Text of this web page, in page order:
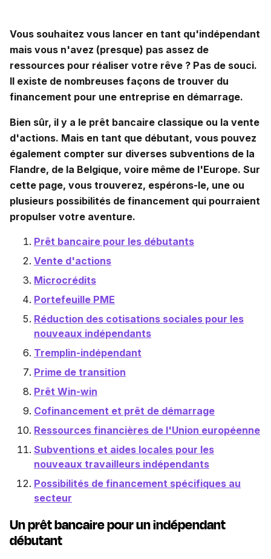
Vous souhaitez vous lancer en tant qu'indépendant
mais vous n'avez (presque) pas assez de
ressources pour réaliser votre rêve ? Pas de souci.
Il existe de nombreuses façons de trouver du
financement pour une entreprise en démarrage.
Bien sûr, il y a le prêt bancaire classique ou la vente
d'actions. Mais en tant que débutant, vous pouvez
également compter sur diverses subventions de la
Flandre, de la Belgique, voire même de l'Europe. Sur
cette page, vous trouverez, espérons-le, une ou
plusieurs possibilités de financement qui pourraient
propulser votre aventure.
Prêt bancaire pour les débutants
Vente d'actions
Microcrédits
Portefeuille PME
Réduction des cotisations sociales pour les
nouveaux indépendants
Tremplin-indépendant
Prime de transition
Prêt Win-win
Cofinancement et prêt de démarrage
Ressources financières de l'Union européenne
Subventions et aides locales pour les
nouveaux travailleurs indépendants
Possibilités de financement spécifiques au
secteur
Un prêt bancaire pour un indépendant
débutant